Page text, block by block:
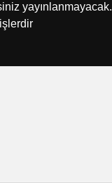
yayınlanmayacak.